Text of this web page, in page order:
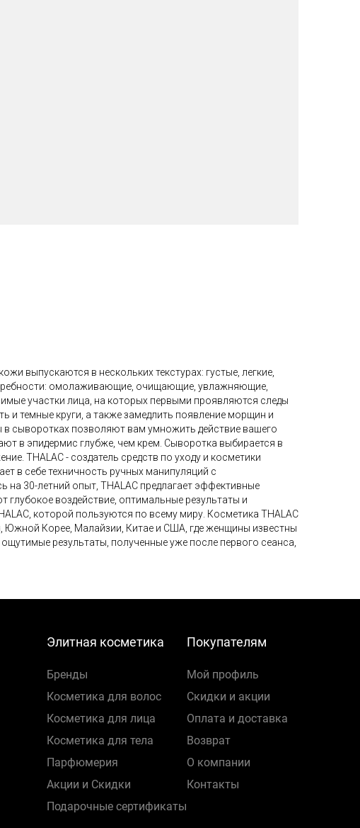
выпускаются в нескольких текстурах: густые, легкие,
омолаживающие, очищающие, увлажняющие,
участки лица, на которых первыми проявляются следы
и темные круги, а также замедлить появление морщин и
сыворотках позволяют вам умножить действие вашего
в эпидермис глубже, чем крем. Сыворотка выбирается в
THALAC - создатель средств по уходу и косметики
в себе техничность ручных манипуляций с
30-летний опыт, THALAC предлагает эффективные
глубокое воздействие, оптимальные результаты и
которой пользуются по всему миру. Косметика THALAC
Южной Корее, Малайзии, Китае и США, где женщины известны
результаты, полученные уже после первого сеанса,
Элитная косметика
Бренды
Косметика для волос
Косметика для лица
Косметика для тела
Парфюмерия
Акции и Скидки
Подарочные сертификаты
Покупателям
Мой профиль
Скидки и акции
Оплата и доставка
Возврат
О компании
Контакты